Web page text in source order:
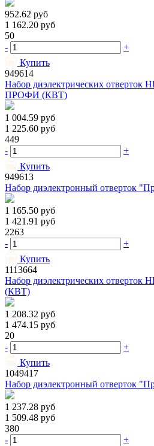
952.62 руб
1 162.20 руб
50
-
+
Купить
949614
Набор диэлектрических отверток
ПРОФИ (КВТ)
1 004.59 руб
1 225.60 руб
449
-
+
Купить
949613
Набор диэлектронный отверток
1 165.50 руб
1 421.91 руб
2263
-
+
Купить
1113664
Набор диэлектрических
(КВТ)
1 208.32 руб
1 474.15 руб
20
-
+
Купить
1049417
Набор диэлектронный отверток
1 237.28 руб
1 509.48 руб
380
-
+